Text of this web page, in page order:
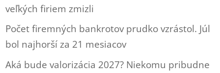
veľkých firiem zmizli
Počet firemných bankrotov prudko vzrástol. Júl
bol najhorší za 21 mesiacov
Aká bude valorizácia 2027? Niekomu pribudne